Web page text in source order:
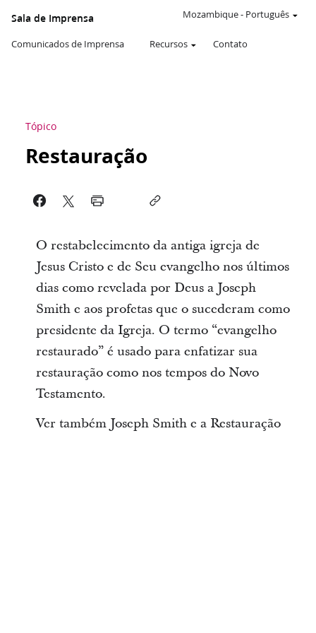
Sala de Imprensa
Comunicados de Imprensa Recursos Contato
Mozambique- Português
Tópico
Restauração
O restabelecimento da antiga igreja de
Jesus Cristo e de Seu evangelho nos últimos
dias como revelada por Deus a Joseph
Smith e aos profetas que o sucederam como
presidente da Igreja. O termo “evangelho
restaurado” é usado para enfatizar sua
restauração como nos tempos do Novo
Testamento.
Ver também Joseph Smith e a Restauração